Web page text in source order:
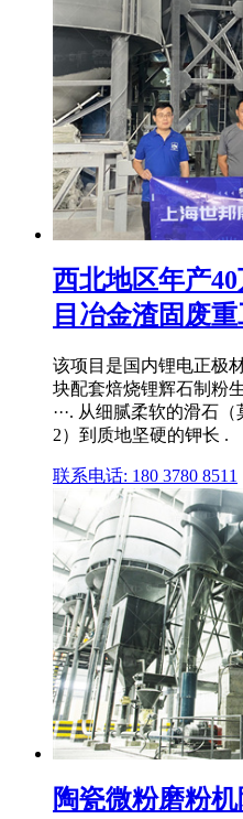
西北地区年产
目冶金渣固废重
该项目是国内锂电正极
块配套焙烧锂辉石制粉
···. 从细腻柔软的滑石
2）到质地坚硬的钾长 .
联系电话: 180 3780 8511
陶瓷微粉磨粉